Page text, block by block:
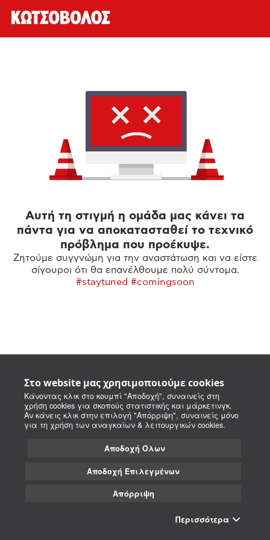
Στο website μας χρησιμοποιούμε cookies
Κάνοντας κλικ στο κουμπί "Αποδοχή", συναινείς στη
χρήση cookies για σκοπούς στατιστικής και μάρκετινγκ.
Αν κάνεις κλικ στην επιλογή "Απόρριψη", συναινείς μόνο
για τη χρήση των αναγκαίων & λειτουργικών cookies.
Αποδοχή Όλων
Αποδοχή Επιλεγμένων
Απόρριψη
Περισσότερα
Αυτή τη στιγμή η ομάδα μας κάνει τα
πάντα για να αποκατασταθεί το τεχνικό
πρόβλημα που προέκυψε.
Ζητούμε συγγνώμη για την αναστάτωση και να είστε
σίγουροι ότι θα επανέλθουμε πολύ σύντομα.
#staytuned #comingsoon